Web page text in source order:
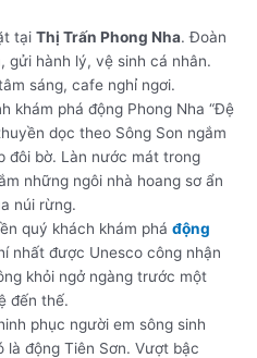
tạiThị Trấn Phong Nha. Đoàn
gửi hành lý, vệ sinh cá nhân.
sáng, cafe nghỉ ngơi.
khám phá động Phong Nha “Đệ
dọc theo Sông Son ngắm
đôi bờ. Làn nước mát trong
những ngôi nhà hoang sơ ẩn
núi rừng.
quý khách khám pháđộng
nhất được Unesco công nhận
khỏi ngở ngàng trước một
đến thế.
phục người em sông sinh
là động Tiên Sơn. Vượt bậc